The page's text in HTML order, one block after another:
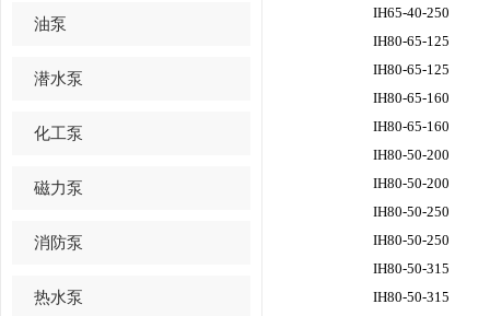
油泵
潜水泵
化工泵
磁力泵
消防泵
热水泵
IH65-40-250
IH80-65-125
IH80-65-125
IH80-65-160
IH80-65-160
IH80-50-200
IH80-50-200
IH80-50-250
IH80-50-250
IH80-50-315
IH80-50-315